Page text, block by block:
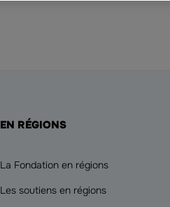
EN RÉGIONS
La Fondation en régions
Les soutiens en régions